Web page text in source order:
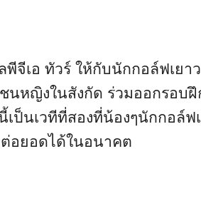
จีเอ ทัวร์ ให้กับนักกอล์ฟเย
นหญิงในสังกัด ร่วมออกรอ
ป็นเวทีที่สองที่น้องๆนักกอล์ฟ
อยอดได้ในอนาคต